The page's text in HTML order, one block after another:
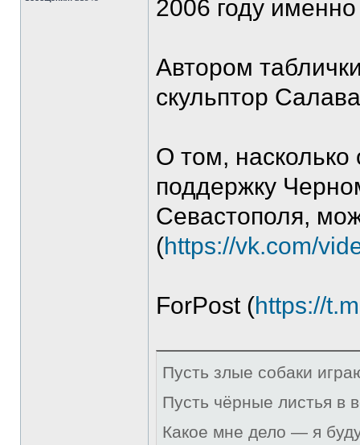
2006 году
Автором
скульптор
О том,
поддержку
Севастополя,
(https://vk.com/
ForPost (https://
Пусть злые собаки
Пусть чёрные листья в
Какое мне дело — я